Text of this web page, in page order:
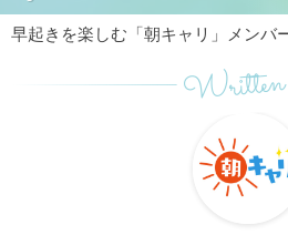
早起きを楽しむ「朝キャリ」メンバ